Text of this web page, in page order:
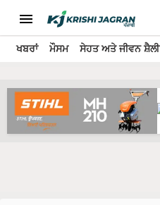
ਖਬਰਾਂ ਮੌਸਮ ਸੇਹਤ ਅਤੇ ਜੀਵਨ ਸ਼ੈਲੀ